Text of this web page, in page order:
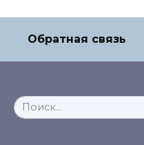
Обратная связь
Search
for: